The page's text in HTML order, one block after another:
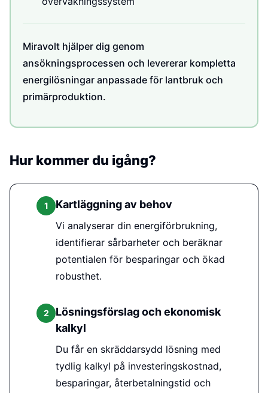
Miravolt hjälper dig genom
ansökningsprocessen och levererar kompletta
energilösningar anpassade för lantbruk och
primärproduktion.
Hur kommer du igång?
1 Kartläggning av behov
Vi analyserar din energiförbrukning,
identifierar sårbarheter och beräknar
potentialen för besparingar och ökad
robusthet.
2
Lösningsförslag och ekonomisk
kalkyl
Du får en skräddarsydd lösning med
tydlig kalkyl på investeringskostnad,
besparingar, återbetalningstid och